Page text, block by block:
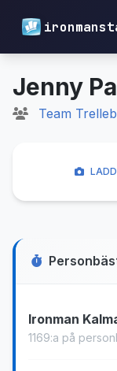
Jenny
Team
Ironman
1169:a på